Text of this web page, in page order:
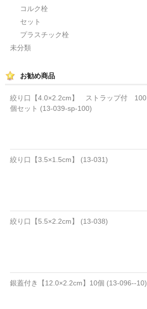
コルク栓
セット
プラスチック栓
未分類
お勧め商品
絞り口【4.0×2.2cm】 ストラップ付 100
個セット (13-039-sp-100)
絞り口【3.5×1.5cm】 (13-031)
絞り口【5.5×2.2cm】 (13-038)
銀蓋付き【12.0×2.2cm】10個 (13-096--10)